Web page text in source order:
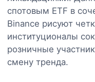
спотовым ETF в
Binance рисуют
институционалы
розничные
смену тренда.